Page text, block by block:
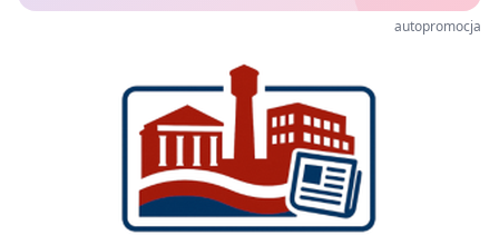
autopromocja